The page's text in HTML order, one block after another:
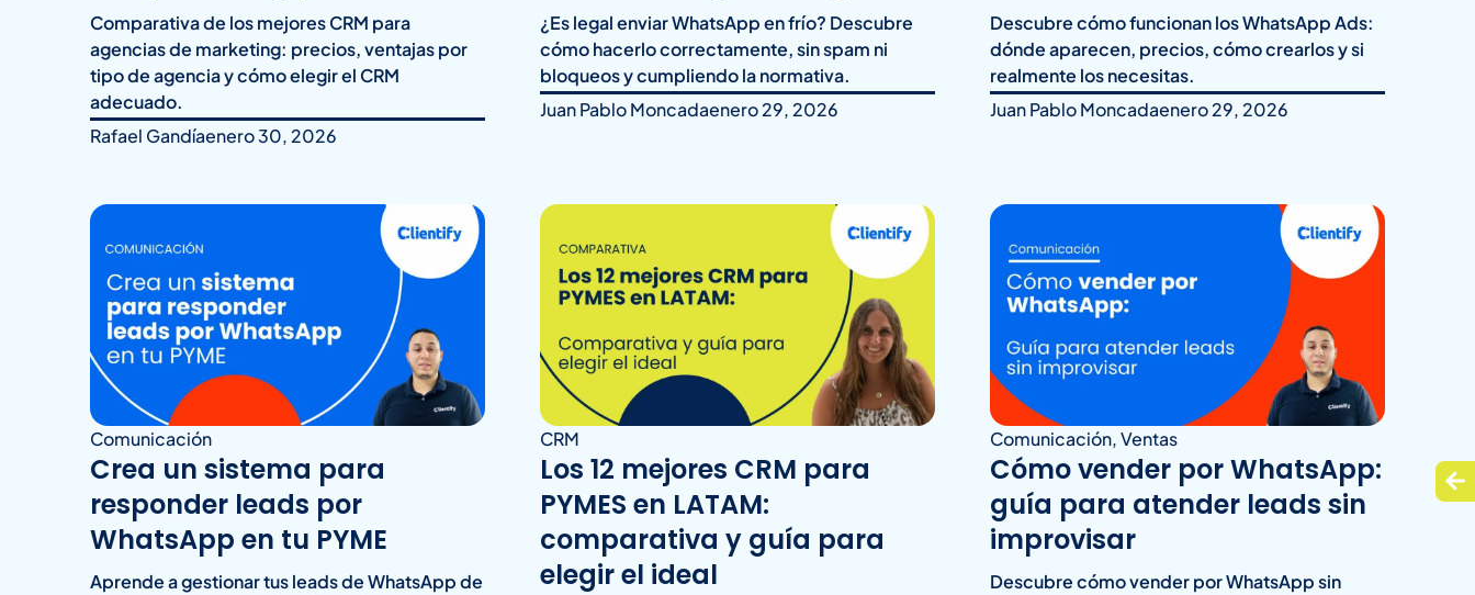
Comparativa de los mejores CRM para
agencias de marketing: precios, ventajas por
tipo de agencia y cómo elegir el CRM
adecuado.
Rafael Gandíaenero 30, 2026
¿Es legal enviar WhatsApp en frío? Descubre
cómo hacerlo correctamente, sin spam ni
bloqueos y cumpliendo la normativa.
Juan Pablo Moncadaenero 29, 2026
Descubre cómo funcionan los WhatsApp Ads:
dónde aparecen, precios, cómo crearlos y si
realmente los necesitas.
Juan Pablo Moncadaenero 29, 2026
Comunicación
Crea un sistema para
responder leads por
WhatsApp en tu PYME
Aprende a gestionar tus leads de WhatsApp de
CRM
Los 12 mejores CRM para
PYMES en LATAM:
comparativa y guía para
elegir el ideal
Comunicación,Ventas
Cómo vender por WhatsApp:
guía para atender leads sin
improvisar
Descubre cómo vender por WhatsApp sin